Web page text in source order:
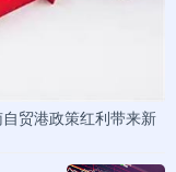
贸港政策红利带来新